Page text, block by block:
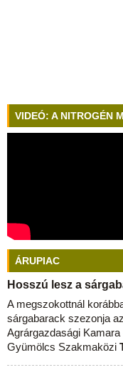
VIDEÓ: A NITROGÉN
ÁRUPIAC
Hosszú lesz a
A megszokottnál
sárgabarack szezonja
Agrárgazdasági
Gyümölcs Szakmaközi